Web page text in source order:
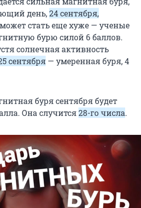
день,24 сентября,
стать еще хуже — ученые
бурю силой 6 баллов.
солнечная активность
сентября — умеренная буря, 4
буря сентября будет
Она случится28-го числа.